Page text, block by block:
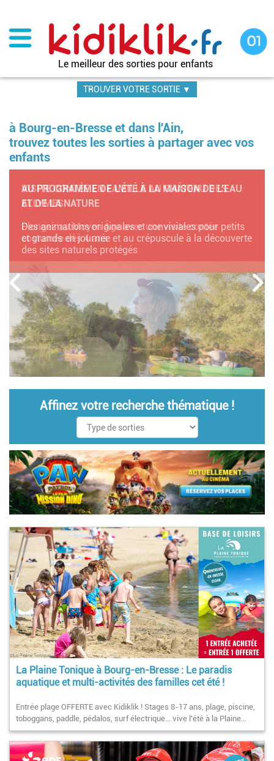
contenu
principal
Le meilleur des sorties pour enfants
TROUVER VOTRE SORTIE ▼
à Bourg-en-Bresse et dans l'Ain,
trouvez toutes les sorties à partager avec vos
enfants
AU PROGRAMME DE L’ÉTÉ À LA MAISON DE L’EAU
ET DE LA NATURE
Des animations originales et conviviales pour petits
et grands en journée et au crépuscule à la découverte
des sites naturels protégés
Affinez votre recherche thématique !
La Plaine Tonique à Bourg-en-Bresse : Le paradis
aquatique et multi-activités des familles cet été !
Entrée plage OFFERTE avec Kidiklik ! Stages 8-17 ans, plage, piscine,
toboggans, paddle, pédalos, surf électrique... vive l'été à la Plaine…